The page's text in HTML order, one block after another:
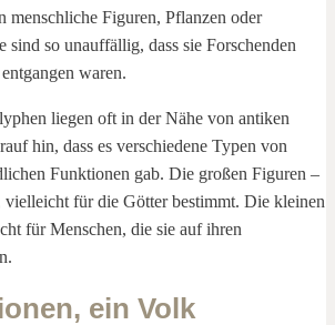
menschliche Figuren, Pflanzen oder
sind so unauffällig, dass sie Forschenden
waren.
liegen oft in der Nähe von antiken
hin, dass es verschiedene Typen von
Funktionen gab. Die großen Figuren –
für die Götter bestimmt. Die kleinen
für Menschen, die sie auf ihren
ein Volk